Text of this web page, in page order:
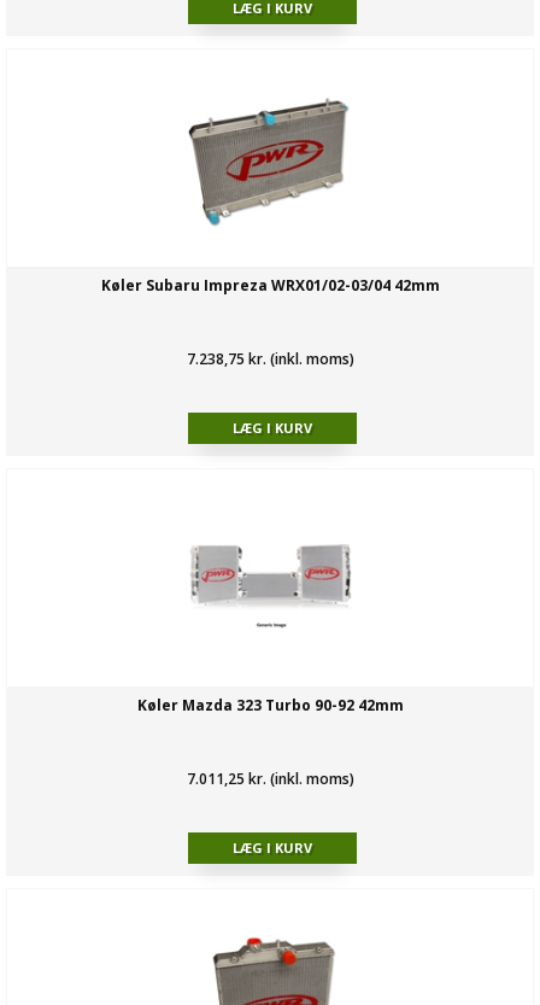
Køler Subaru Impreza WRX01/02-03/04 42mm
7.238,75 kr. (inkl. moms)
Køler Mazda 323 Turbo 90-92 42mm
7.011,25 kr. (inkl. moms)